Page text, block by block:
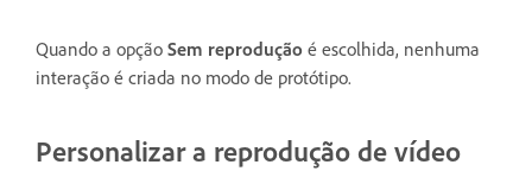
Quando a opção Sem reprodução é escolhida, nenhuma
interação é criada no modo de protótipo.
Personalizar a reprodução de vídeo